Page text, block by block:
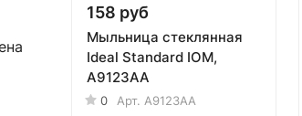
158 руб
Мыльница стеклянная
Ideal Standard IOM,
A9123AA
0 Арт. A9123AA